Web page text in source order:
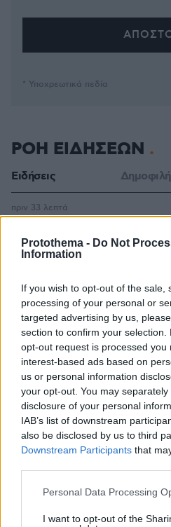
Protothema - Do Not
Information
If you wish to opt-out of the sale,
processing of your personal or
targeted advertising by us,
section to confirm your
opt-out request is processed you
interest-based ads based on
us or personal information
your opt-out. You may
disclosure of your personal
IAB’s list of downstream
also be disclosed by us to third
Downstream Participants that
Please note that this website/
not limited to your visit or usage
Personal Data Processing
I want to opt-out of the
* Υποχρεωτικά πεδία
ΡΟΗ ΕΙΔΗΣΕΩΝ
Ειδήσεις Δημοφιλή
Το street food στα καλύτερά
αθηναϊκές καντίνες και
πριν 33 λεπτά
από το βουνό στη θάλασσα
πριν 11 λεπτά
Greek Goddess Beauty: Η
να θέλουμε να μοιάζουμε με
πριν 12 λεπτά
Πότε τα φάρμακα για την
«χρειάζονται» – Μελέτη
πριν 15 λεπτά
Έπεσαν οι υπογραφές για το
για τον Τουρισμό: Νέοι
επενδύσεις
πριν 16 λεπτά
Ποιο είναι το αγαπημένο
πριν 17 λεπτά
πριν 18 λεπτά